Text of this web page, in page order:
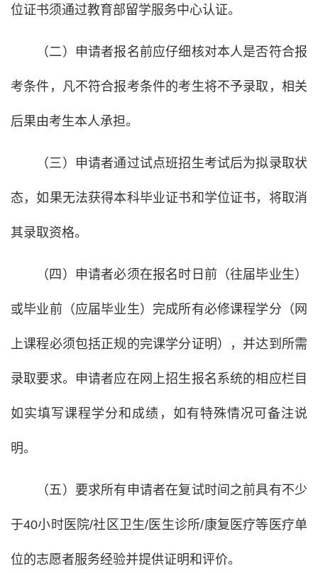
位证书须通过教育部留学服务中心认证。
（二）申请者报名前应仔细核对本人是否符合报
考条件，凡不符合报考条件的考生将不予录取，相关
后果由考生本人承担。
（三）申请者通过试点班招生考试后为拟录取状
态，如果无法获得本科毕业证书和学位证书，将取消
其录取资格。
（四）申请者必须在报名时日前（往届毕业生）
或毕业前（应届毕业生）完成所有必修课程学分（网
上课程必须包括正规的完课学分证明），并达到所需
录取要求。申请者应在网上招生报名系统的相应栏目
如实填写课程学分和成绩，如有特殊情况可备注说
明。
（五）要求所有申请者在复试时间之前具有不少
于40小时医院/社区卫生/医生诊所/康复医疗等医疗单
位的志愿者服务经验并提供证明和评价。